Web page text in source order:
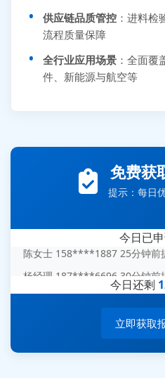
供应链品质管控 ：进料检
流程质量保障
全行业应用场景 ：全面覆
件、新能源与航空等
免费获
提示：每日
今日已
李女士 159****5393 3分钟前
王经理 186****9012 7分钟前提
赵总 135****7688 12分钟前提
陈女士 158****1887 25分钟前
杨经理 187****6696 30分钟前
周总 136****0539 35分钟前提
今日还剩
立即获取